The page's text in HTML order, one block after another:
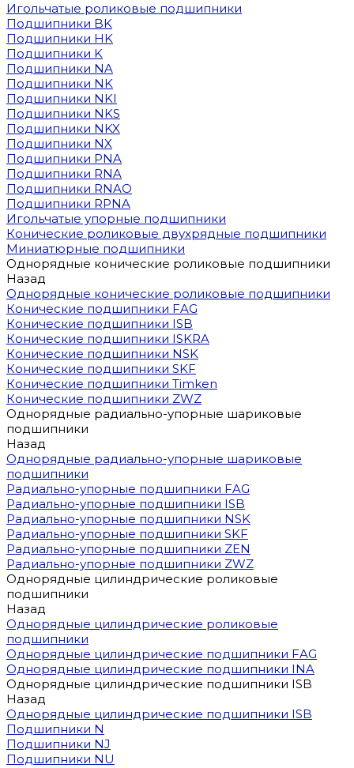
Игольчатые роликовые подшипники
Подшипники BK
Подшипники HK
Подшипники K
Подшипники NA
Подшипники NK
Подшипники NKI
Подшипники NKS
Подшипники NKX
Подшипники NX
Подшипники PNA
Подшипники RNA
Подшипники RNAO
Подшипники RPNA
Игольчатые упорные подшипники
Конические роликовые двухрядные подшипники
Миниатюрные подшипники
Однорядные конические роликовые подшипники
Назад
Однорядные конические роликовые подшипники
Конические подшипники FAG
Конические подшипники ISB
Конические подшипники ISKRA
Конические подшипники NSK
Конические подшипники SKF
Конические подшипники Timken
Конические подшипники ZWZ
Однорядные радиально-упорные шариковые
подшипники
Назад
Однорядные радиально-упорные шариковые
подшипники
Радиально-упорные подшипники FAG
Радиально-упорные подшипники ISB
Радиально-упорные подшипники NSK
Радиально-упорные подшипники SKF
Радиально-упорные подшипники ZEN
Радиально-упорные подшипники ZWZ
Однорядные цилиндрические роликовые
подшипники
Назад
Однорядные цилиндрические роликовые
подшипники
Однорядные цилиндрические подшипники FAG
Однорядные цилиндрические подшипники INA
Однорядные цилиндрические подшипники ISB
Назад
Однорядные цилиндрические подшипники ISB
Подшипники N
Подшипники NJ
Подшипники NU